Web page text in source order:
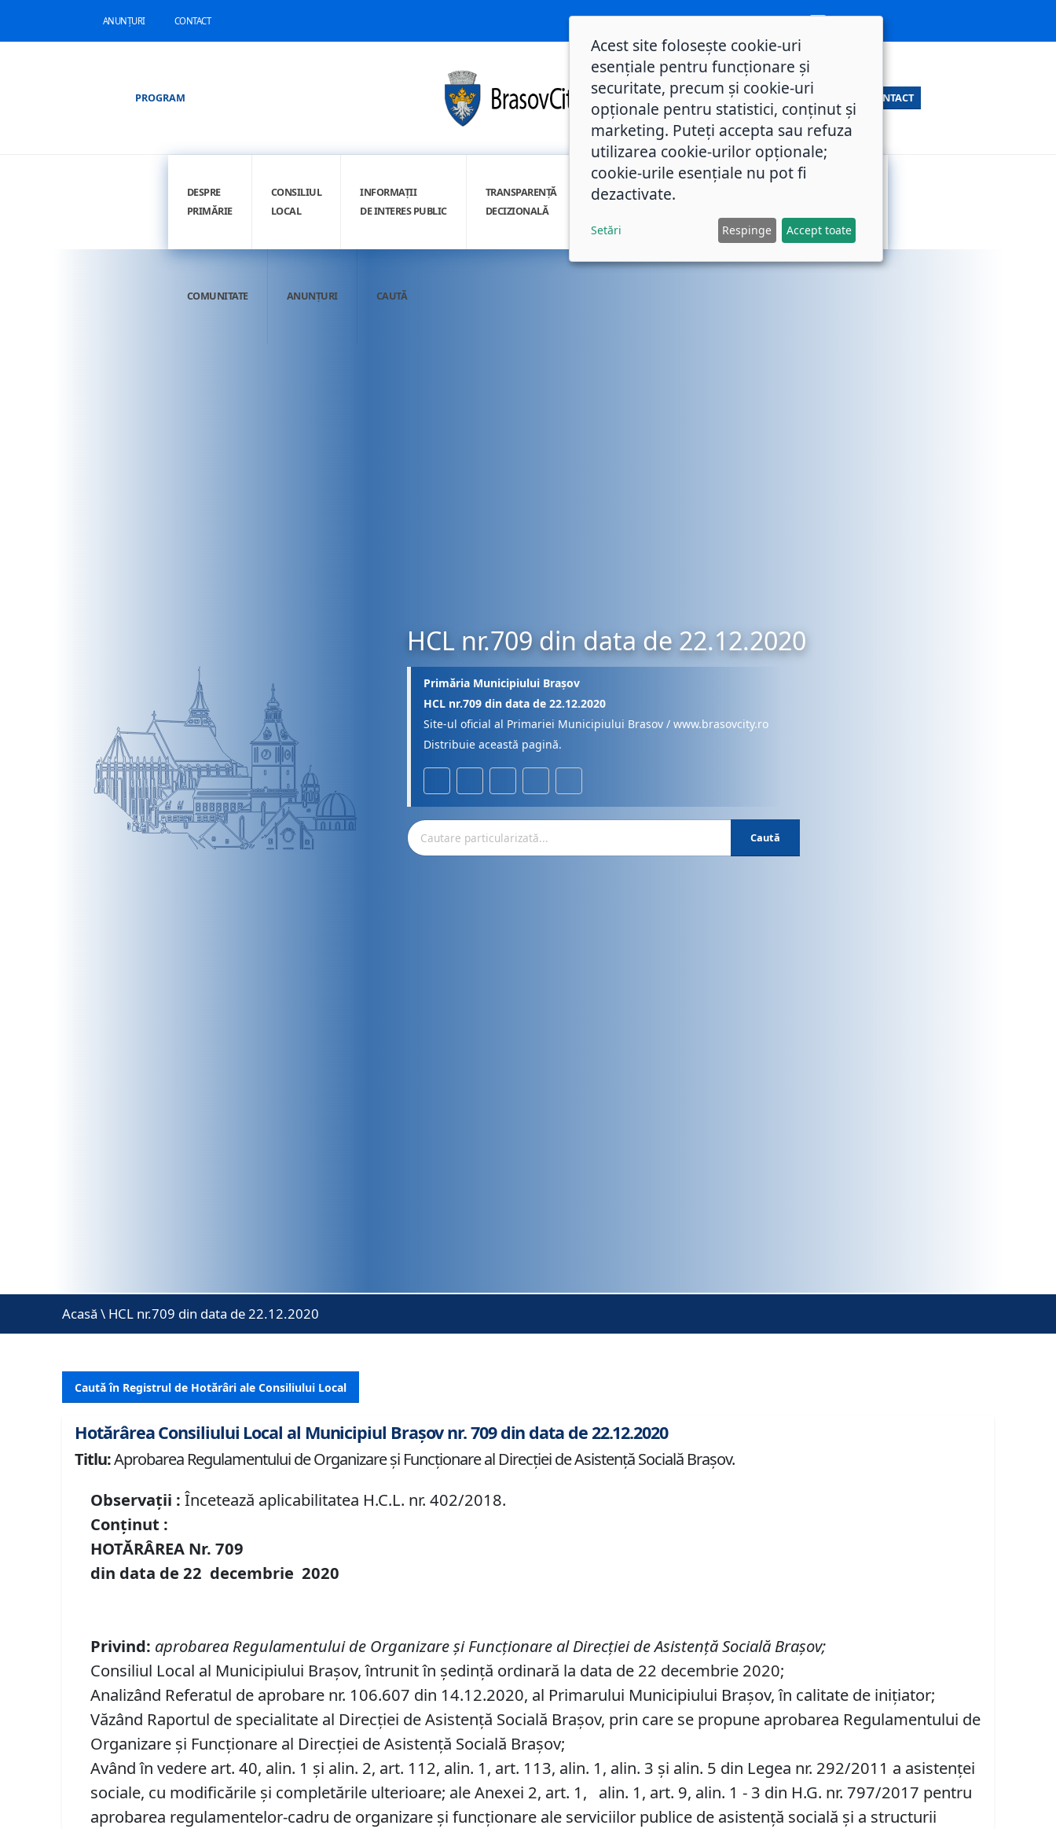
ANUNȚURI CONTACT
PROGRAM CONTACT
DESPRE
PRIMĂRIE
CONSILIUL
LOCAL
INFORMAȚII
DE INTERES PUBLIC
TRANSPARENȚĂ
DECIZIONALĂ
INTEGRITATE
COMUNITATE ANUNȚURI CAUTĂ
HCL nr.709 din data de 22.12.2020
Primăria Municipiului Brașov
HCL nr.709 din data de 22.12.2020
Site-ul oficial al Primariei Municipiului Brasov / www.brasovcity.ro
Distribuie această pagină.
Caută
Acasă \ HCL nr.709 din data de 22.12.2020
Caută în Registrul de Hotărâri ale Consiliului Local
Hotărârea Consiliului Local al Municipiul Brașov nr. 709 din data de 22.12.2020
Titlu:Aprobarea Regulamentului de Organizare şi Funcţionare al Direcţiei de Asistenţă Socială Braşov.
Observații : Încetează aplicabilitatea H.C.L. nr. 402/2018.
Conținut :
HOTĂRÂREA Nr.709
din data de22 decembrie2020
Privind: aprobarea Regulamentului de Organizare şi Funcţionare al Direcţiei deAsistenţă Socială Braşov;
Consiliul Local al Municipiului Brașov, întrunit în ședință ordinară la data de 22 decembrie 2020;
Analizând Referatul de aprobare nr. 106.607 din 14.12.2020, al Primarului Municipiului Braşov, în calitate de inițiator;
Văzând Raportul de specialitate al Direcției de Asistență Socială Brașov, prin care se propune aprobarea Regulamentului de
Organizare şi Funcţionare al Direcţiei de Asistenţă Socială Braşov;
Având în vedere art. 40, alin. 1 şi alin. 2, art. 112, alin. 1, art. 113, alin. 1, alin. 3 şi alin. 5 din Legea nr. 292/2011 a asistenţei
sociale, cu modificările și completările ulterioare; ale Anexei 2, art. 1, alin. 1, art. 9, alin. 1 - 3 din H.G. nr. 797/2017 pentru
aprobarea regulamentelor-cadru de organizare şi funcţionare ale serviciilor publice de asistenţă socială şi a structurii
Acest site folosește cookie-uri
esențiale pentru funcționare și
securitate, precum și cookie-uri
opționale pentru statistici, conținut și
marketing. Puteți accepta sau refuza
utilizarea cookie-urilor opționale;
cookie-urile esențiale nu pot fi
dezactivate.
Setări Respinge Accept toate